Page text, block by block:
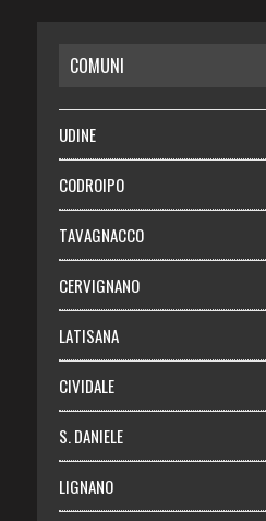
RISPARMIO
SALUTE
Necrologie
Chi siamo
Abbonati
Login
COMUNI
UDINE
CODROIPO
TAVAGNACCO
CERVIGNANO
LATISANA
CIVIDALE
S. DANIELE
LIGNANO